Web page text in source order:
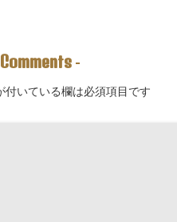
Comments -
付いている欄は必須項目です